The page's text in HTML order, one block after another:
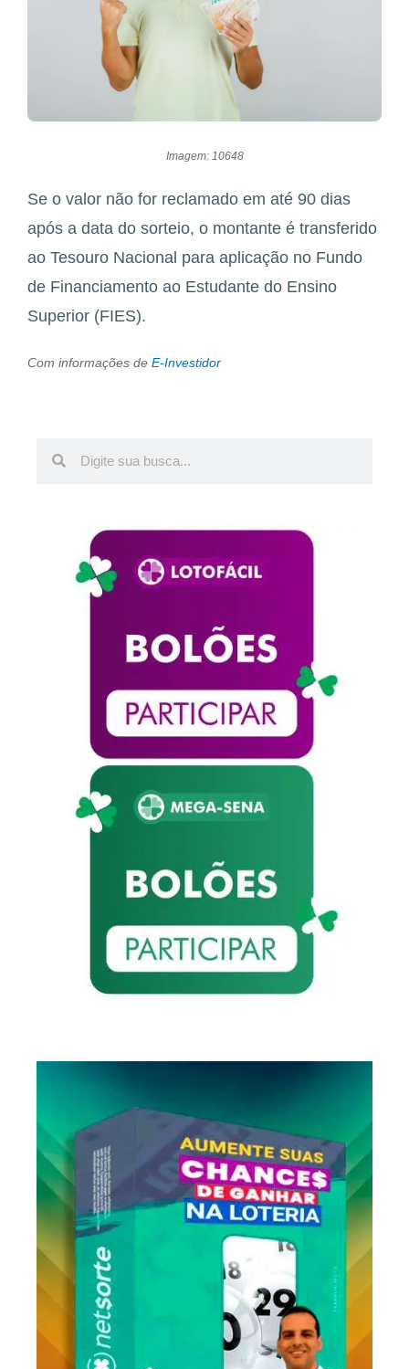
Imagem: 10648
Se o valor não for reclamado em até 90 dias
após a data do sorteio, o montante é transferido
ao Tesouro Nacional para aplicação no Fundo
de Financiamento ao Estudante do Ensino
Superior (FIES).
Com informações de E-Investidor